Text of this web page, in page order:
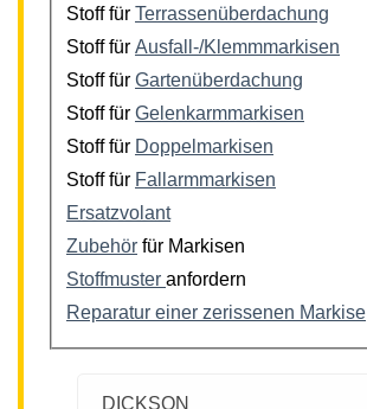
Stoff für Terrassenüberdachung
Stoff für Ausfall-/Klemmmarkisen
Stoff für Gartenüberdachung
Stoff für Gelenkarmmarkisen
Stoff für Doppelmarkisen
Stoff für Fallarmmarkisen
Ersatzvolant
Zubehör für Markisen
Stoffmuster anfordern
Reparatur einer zerissenen Markise
DICKSON